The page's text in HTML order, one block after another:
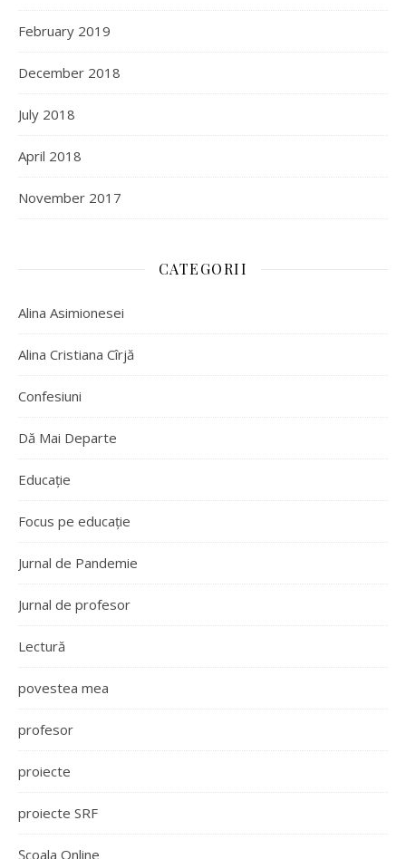
February 2019
December 2018
July 2018
April 2018
November 2017
CATEGORII
Alina Asimionesei
Alina Cristiana Cîrjă
Confesiuni
Dă Mai Departe
Educație
Focus pe educație
Jurnal de Pandemie
Jurnal de profesor
Lectură
povestea mea
profesor
proiecte
proiecte SRF
Școala Online